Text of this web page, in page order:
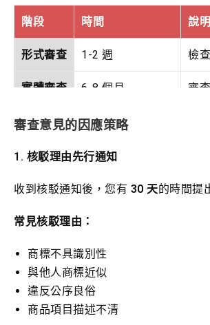
階段 時間 說明
形式審查 1-2 週 檢
實體審查 6-8 個月 審
公告期 3 個月
核准註冊 公告期滿後 1 個月
審查意見的因應策略
1. 核駁理由先行通知
收到核駁通知後，您有 30 天的時間提
常見核駁理由：
商標不具識別性
與他人商標近似
違反公序良俗
商品項目描述不清